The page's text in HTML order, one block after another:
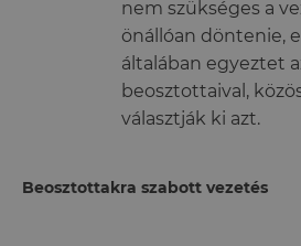
nem szükséges a
önállóan döntenie,
általában egyeztet
beosztottaival,
választják ki azt.
Beosztottakra szabott vezetés